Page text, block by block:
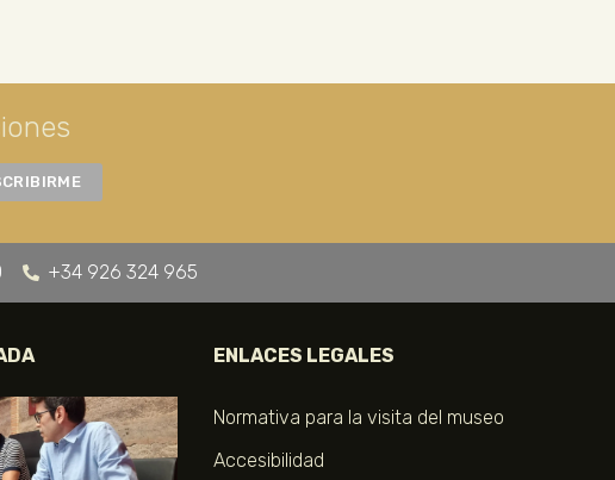
+34 926 324 965
ENLACES LEGALES
Normativa para la visita del museo
Accesibilidad